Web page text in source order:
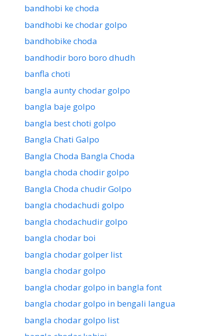
bandhobi ke choda
bandhobi ke chodar golpo
bandhobike choda
bandhodir boro boro dhudh
banfla choti
bangla aunty chodar golpo
bangla baje golpo
bangla best choti golpo
Bangla Chati Galpo
Bangla Choda Bangla Choda
bangla choda chodir golpo
Bangla Choda chudir Golpo
bangla chodachudi golpo
bangla chodachudir golpo
bangla chodar boi
bangla chodar golper list
bangla chodar golpo
bangla chodar golpo in bangla font
bangla chodar golpo in bengali langua
bangla chodar golpo list